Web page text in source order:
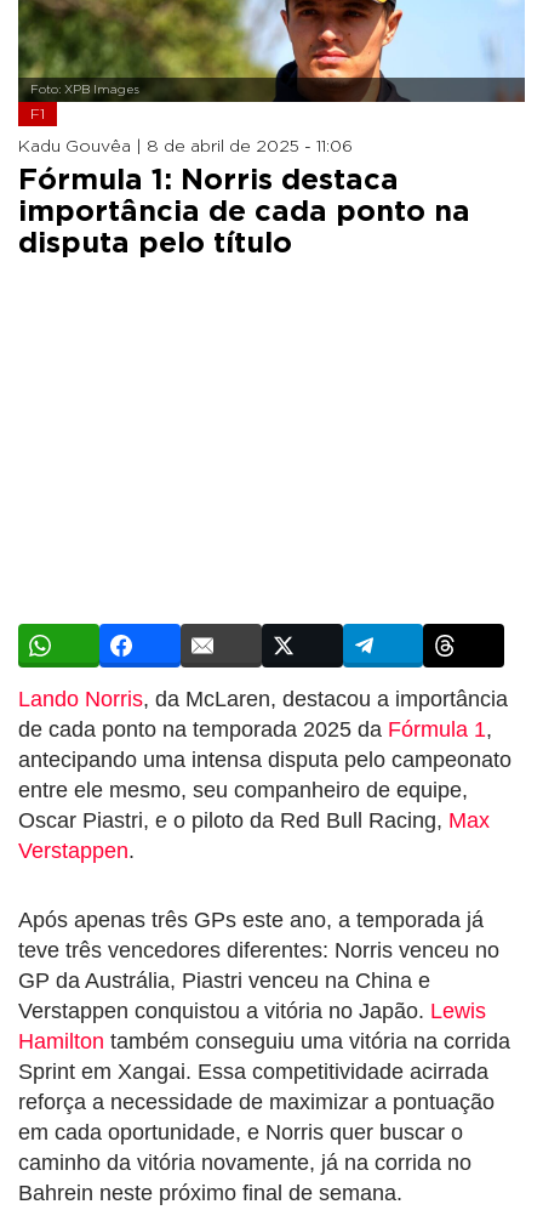
Foto: XPB Images
F1
Kadu Gouvêa | 8 de abril de 2025 - 11:06
Fórmula 1: Norris destaca
importância de cada ponto na
disputa pelo título
Lando Norris, da McLaren, destacou a importância
de cada ponto na temporada 2025 da Fórmula 1,
antecipando uma intensa disputa pelo campeonato
entre ele mesmo, seu companheiro de equipe,
Oscar Piastri, e o piloto da Red Bull Racing, Max
Verstappen.
Após apenas três GPs este ano, a temporada já
teve três vencedores diferentes: Norris venceu no
GP da Austrália, Piastri venceu na China e
Verstappen conquistou a vitória no Japão. Lewis
Hamilton também conseguiu uma vitória na corrida
Sprint em Xangai. Essa competitividade acirrada
reforça a necessidade de maximizar a pontuação
em cada oportunidade, e Norris quer buscar o
caminho da vitória novamente, já na corrida no
Bahrein neste próximo final de semana.